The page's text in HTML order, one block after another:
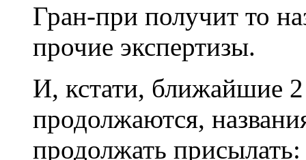
Гран-при получит то
прочие экспертизы.
И, кстати, ближайшие
продолжаются,
продолжать